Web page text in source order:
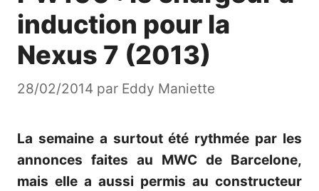
induction pour la
Nexus 7 (2013)
28/02/2014 par Eddy Maniette
La semaine a surtout été rythmée par les
annonces faites au MWC de Barcelone,
mais elle a aussi permis au constructeur